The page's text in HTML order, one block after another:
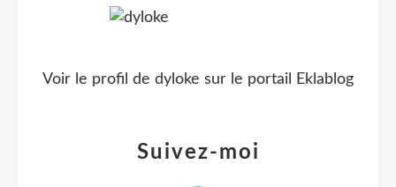
Suivez-moi
Voir le profil de dyloke sur le portail Eklablog